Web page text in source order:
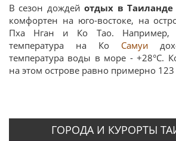
В сезон дождейотдых в
комфортен на юго-востоке, на
Пха Нган и Ко Тао. Например,
температура на Ко Самуи
температура воды в море - +28°С.
на этом острове равно примерно
ГОРОДА И КУРОРТЫ